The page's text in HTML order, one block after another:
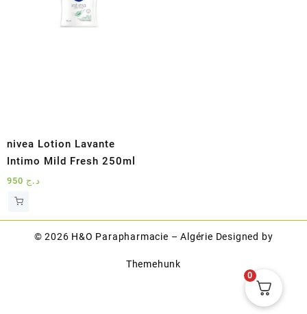
nivea Lotion Lavante
Intimo Mild Fresh 250ml
د.ج
© 2026 H&O Parapharmacie – Algérie Designed by
Themehunk
0